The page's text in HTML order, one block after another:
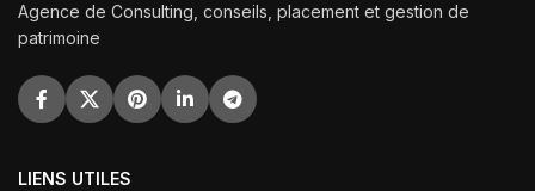
Agence de Consulting, conseils, placement et gestion de
patrimoine
LIENS UTILES